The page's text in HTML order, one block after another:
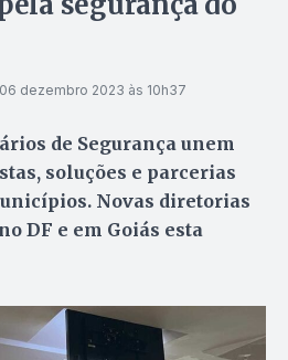
06 dezembro 2023 às 10h37
de Segurança unem
soluções e parcerias
Novas diretorias
DF e em Goiás esta